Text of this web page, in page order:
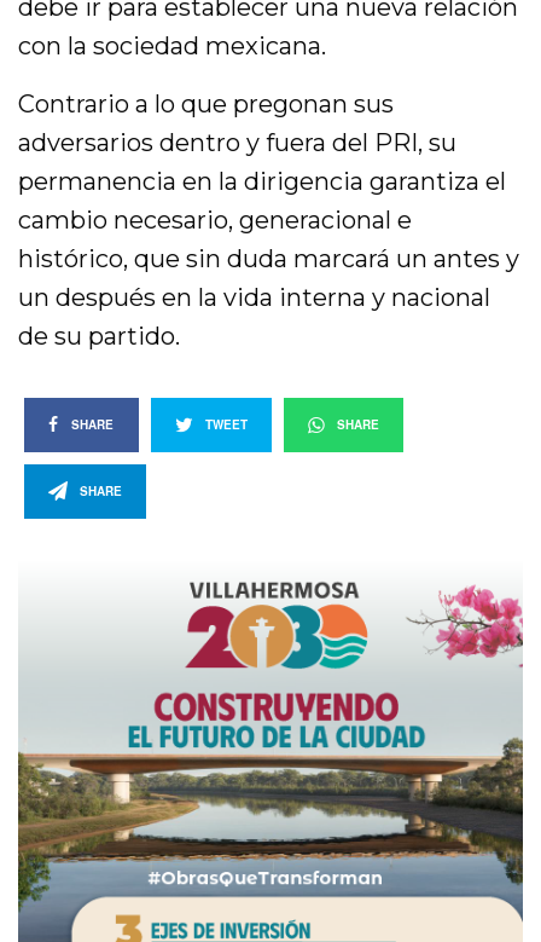
debe ir para establecer una nueva relación
con la sociedad mexicana.
Contrario a lo que pregonan sus
adversarios dentro y fuera del PRI, su
permanencia en la dirigencia garantiza el
cambio necesario, generacional e
histórico, que sin duda marcará un antes y
un después en la vida interna y nacional
de su partido.
SHARE TWEET SHARE
SHARE